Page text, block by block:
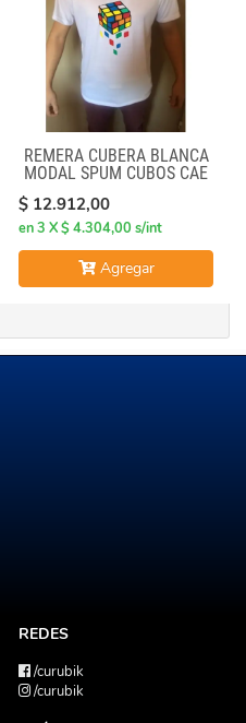
REMERA CUBERA BLANCA
MODAL SPUM CUBOS CAE
$ 12.912,00
en 3 X $ 4.304,00 s/int
Agregar
REDES
/curubik
/curubik